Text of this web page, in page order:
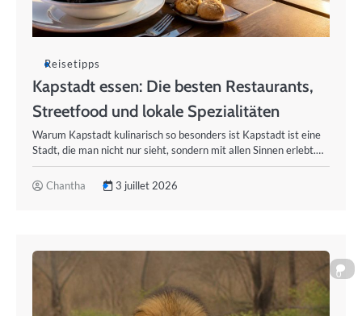
Reisetipps
Kapstadt essen: Die besten Restaurants,
Streetfood und lokale Spezialitäten
Warum Kapstadt kulinarisch so besonders ist Kapstadt ist eine
Stadt, die man nicht nur sieht, sondern mit allen Sinnen erlebt.…
Chantha 3 juillet 2026
0